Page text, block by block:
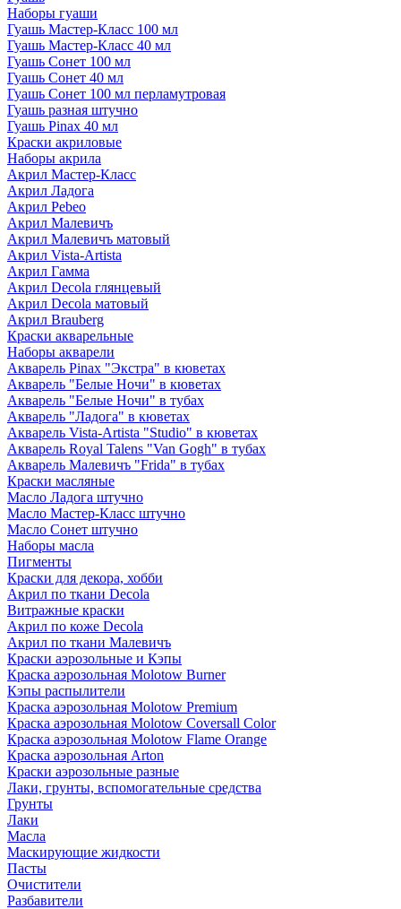
Наборы гуаши
Гуашь Мастер-Класс 100 мл
Гуашь Мастер-Класс 40 мл
Гуашь Сонет 100 мл
Гуашь Сонет 40 мл
Гуашь Сонет 100 мл перламутровая
Гуашь разная штучно
Гуашь Pinax 40 мл
Краски акриловые
Наборы акрила
Акрил Мастер-Класс
Акрил Ладога
Акрил Pebeo
Акрил Малевичъ
Акрил Малевичъ матовый
Акрил Vista-Artista
Акрил Гамма
Акрил Decola глянцевый
Акрил Decola матовый
Акрил Brauberg
Краски акварельные
Наборы акварели
Акварель Pinax "Экстра" в кюветах
Акварель "Белые Ночи" в кюветах
Акварель "Белые Ночи" в тубах
Акварель "Ладога" в кюветах
Акварель Vista-Artista "Studio" в кюветах
Акварель Royal Talens "Van Gogh" в тубах
Акварель Малевичъ "Frida" в тубах
Краски масляные
Масло Ладога штучно
Масло Мастер-Класс штучно
Масло Сонет штучно
Наборы масла
Пигменты
Краски для декора, хобби
Акрил по ткани Decola
Витражные краски
Акрил по коже Decola
Акрил по ткани Малевичъ
Краски аэрозольные и Кэпы
Краска аэрозольная Molotow Burner
Кэпы распылители
Краска аэрозольная Molotow Premium
Краска аэрозольная Molotow Coversall Color
Краска аэрозольная Molotow Flame Orange
Краска аэрозольная Arton
Краски аэрозольные разные
Лаки, грунты, вспомогательные средства
Грунты
Лаки
Масла
Маскирующие жидкости
Пасты
Очистители
Разбавители